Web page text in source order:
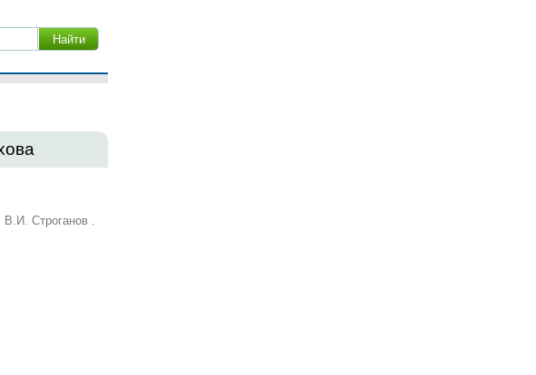
В.И. Строганов .